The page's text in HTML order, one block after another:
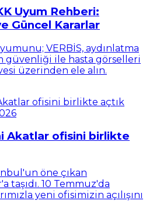
Uyum Rehberi:
Güncel Kararlar
VERBİS, aydınlatma
güvenliği ile hasta görselleri
üzerinden ele alın.
Akatlar ofisini birlikte
öne çıkan
taşıdı. 10 Temmuz'da
yeni ofisimizin açılışını